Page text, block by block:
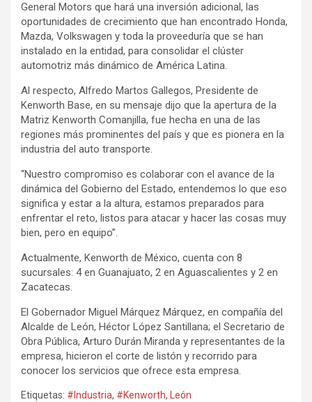
General Motors que hará una inversión adicional, las
oportunidades de crecimiento que han encontrado Honda,
Mazda, Volkswagen y toda la proveeduría que se han
instalado en la entidad, para consolidar el clúster
automotriz más dinámico de América Latina.
Al respecto, Alfredo Martos Gallegos, Presidente de
Kenworth Base, en su mensaje dijo que la apertura de la
Matriz Kenworth Comanjilla, fue hecha en una de las
regiones más prominentes del país y que es pionera en la
industria del auto transporte.
“Nuestro compromiso es colaborar con el avance de la
dinámica del Gobierno del Estado, entendemos lo que eso
significa y estar a la altura, estamos preparados para
enfrentar el reto, listos para atacar y hacer las cosas muy
bien, pero en equipo”.
Actualmente, Kenworth de México, cuenta con 8
sucursales: 4 en Guanajuato, 2 en Aguascalientes y 2 en
Zacatecas.
El Gobernador Miguel Márquez Márquez, en compañía del
Alcalde de León, Héctor López Santillana; el Secretario de
Obra Pública, Arturo Durán Miranda y representantes de la
empresa, hicieron el corte de listón y recorrido para
conocer los servicios que ofrece esta empresa.
Etiquetas: #Industria, #Kenworth, León